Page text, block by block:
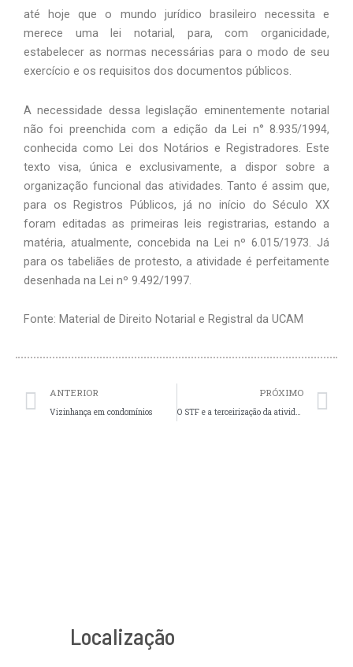
até hoje que o mundo jurídico brasileiro necessita e
merece uma lei notarial, para, com organicidade,
estabelecer as normas necessárias para o modo de seu
exercício e os requisitos dos documentos públicos.
A necessidade dessa legislação eminentemente notarial
não foi preenchida com a edição da Lei n° 8.935/1994,
conhecida como Lei dos Notários e Registradores. Este
texto visa, única e exclusivamente, a dispor sobre a
organização funcional das atividades. Tanto é assim que,
para os Registros Públicos, já no início do Século XX
foram editadas as primeiras leis registrarias, estando a
matéria, atualmente, concebida na Lei nº 6.015/1973. Já
para os tabeliães de protesto, a atividade é perfeitamente
desenhada na Lei nº 9.492/1997.
Fonte: Material de Direito Notarial e Registral da UCAM
Prev
ANTERIOR
Vizinhança em condomínios
PRÓXIMO
Localização